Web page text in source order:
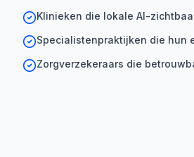
Klinieken die lokale AI-
Specialistenpraktijken die hun
Zorgverzekeraars die